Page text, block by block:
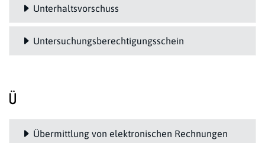
Unterhaltsvorschuss
Untersuchungsberechtigungsschein
Ü
Übermittlung von elektronischen Rechnungen